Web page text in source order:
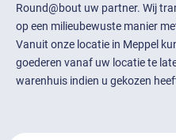
Round@bout uw partner. Wij
op een milieubewuste manier
Vanuit onze locatie in Meppel
goederen vanaf uw locatie te
warenhuis indien u gekozen